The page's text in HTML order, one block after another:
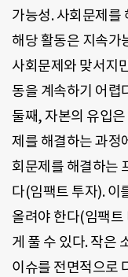
가능성. 사회문제를
해당 활동은 지속가
사회문제와 맞서지
동을 계속하기 어렵
둘째, 자본의 유입
제를 해결하는 과정
회문제를 해결하는
다(임팩트 투자). 이
올려야 한다(임팩트
게 풀 수 있다. 작은
이슈를 전면적으로